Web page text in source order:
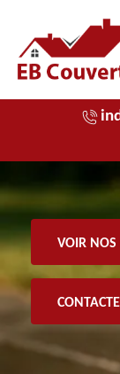
VOIR NOS